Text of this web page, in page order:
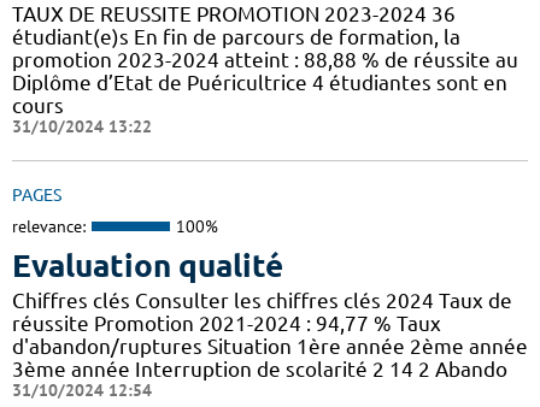
TAUX DE REUSSITE PROMOTION 2023-2024 36
étudiant(e)s En fin de parcours de formation, la
promotion 2023-2024 atteint : 88,88 % de réussite au
Diplôme d’Etat de Puéricultrice 4 étudiantes sont en
cours
31/10/2024 13:22
PAGES
relevance: 100%
Evaluation qualité
Chiffres clés Consulter les chiffres clés 2024 Taux de
réussite Promotion 2021-2024 : 94,77 % Taux
d'abandon/ruptures Situation 1ère année 2ème année
3ème année Interruption de scolarité 2 14 2 Abando
31/10/2024 12:54